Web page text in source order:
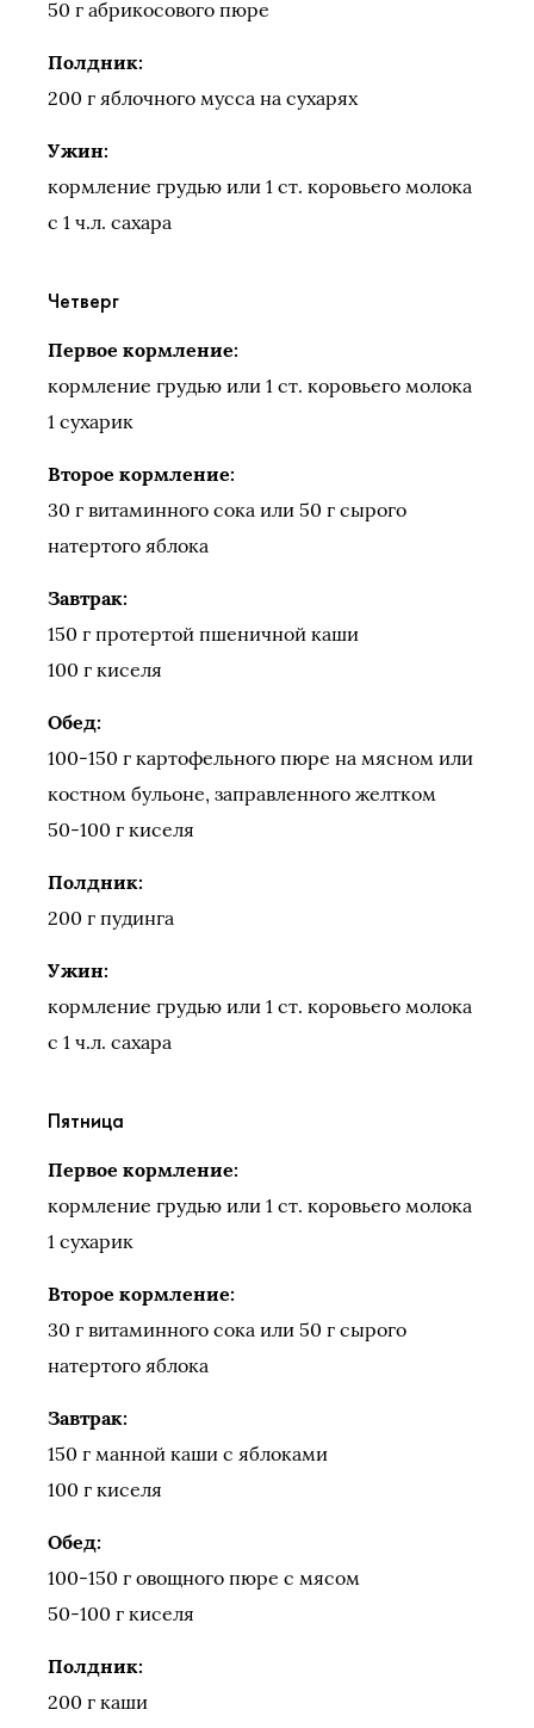
50 г абрикосового пюре
Полдник:
200 г яблочного мусса на сухарях
Ужин:
кормление грудью или 1 ст. коровьего молока
с 1 ч.л. сахара
Четверг
Первое кормление:
кормление грудью или 1 ст. коровьего молока
1 сухарик
Второе кормление:
30 г витаминного сока или 50 г сырого
натертого яблока
Завтрак:
150 г протертой пшеничной каши
100 г киселя
Обед:
100-150 г картофельного пюре на мясном или
костном бульоне, заправленного желтком
50-100 г киселя
Полдник:
200 г пудинга
Ужин:
кормление грудью или 1 ст. коровьего молока
с 1 ч.л. сахара
Пятница
Первое кормление:
кормление грудью или 1 ст. коровьего молока
1 сухарик
Второе кормление:
30 г витаминного сока или 50 г сырого
натертого яблока
Завтрак:
150 г манной каши с яблоками
100 г киселя
Обед:
100-150 г овощного пюре с мясом
50-100 г киселя
Полдник:
200 г каши